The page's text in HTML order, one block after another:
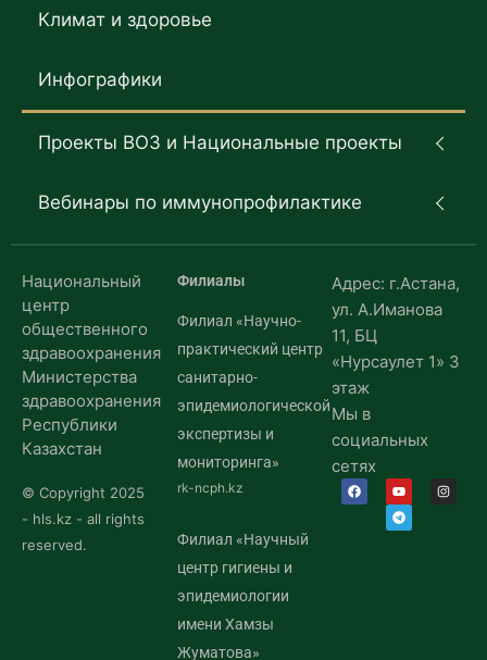
Климат и здоровье
Инфографики
Проекты ВОЗ и Национальные проекты
Вебинары по иммунопрофилактике
Национальный
центр
общественного
здравоохранения
Министерства
здравоохранения
Республики
Казахстан
© Copyright 2025
- hls.kz - all rights
reserved.
Филиалы
Филиал «Научно-
практический центр
санитарно-
эпидемиологической
экспертизы и
мониторинга»
rk-ncph.kz
Филиал «Научный
центр гигиены и
эпидемиологии
имени Хамзы
Жуматова»
Адрес: г.Астана,
ул. А.Иманова
11, БЦ
«Нурсаулет 1» 3
этаж
Мы в
социальных
сетях